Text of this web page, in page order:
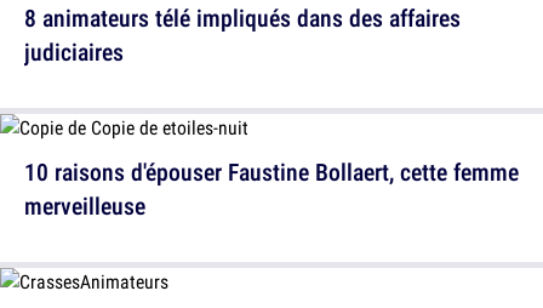
8 animateurs télé impliqués dans des affaires
judiciaires
10 raisons d'épouser Faustine Bollaert, cette femme
merveilleuse